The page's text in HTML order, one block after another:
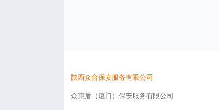
陕西众合保安服务有限公司
众惠盾（厦门）保安服务有限公司